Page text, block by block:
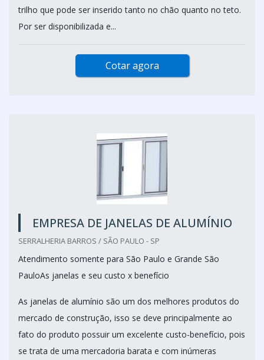
trilho que pode ser inserido tanto no chão quanto no teto.
Por ser disponibilizada e...
Cotar agora
EMPRESA DE JANELAS DE ALUMÍNIO
SERRALHERIA BARROS / SÃO PAULO - SP
Atendimento somente para São Paulo e Grande São
PauloAs janelas e seu custo x benefício
As janelas de alumínio são um dos melhores produtos do
mercado de construção, isso se deve principalmente ao
fato do produto possuir um excelente custo-benefício, pois
se trata de uma mercadoria barata e com inúmeras